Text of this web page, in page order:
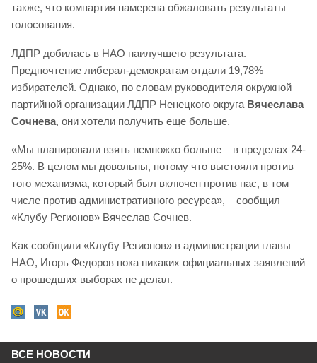
также, что компартия намерена обжаловать результаты
голосования.
ЛДПР добилась в НАО наилучшего результата.
Предпочтение либерал-демократам отдали 19,78%
избирателей. Однако, по словам руководителя окружной
партийной организации ЛДПР Ненецкого округа Вячеслава
Сочнева, они хотели получить еще больше.
«Мы планировали взять немножко больше – в пределах 24-
25%. В целом мы довольны, потому что выстояли против
того механизма, который был включен против нас, в том
числе против административного ресурса», – сообщил
«Клубу Регионов» Вячеслав Сочнев.
Как сообщили «Клубу Регионов» в администрации главы
НАО, Игорь Федоров пока никаких официальных заявлений
о прошедших выборах не делал.
ВСЕ НОВОСТИ